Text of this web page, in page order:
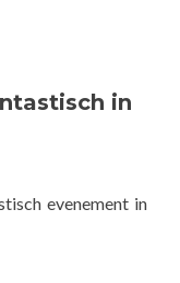
in
evenement in